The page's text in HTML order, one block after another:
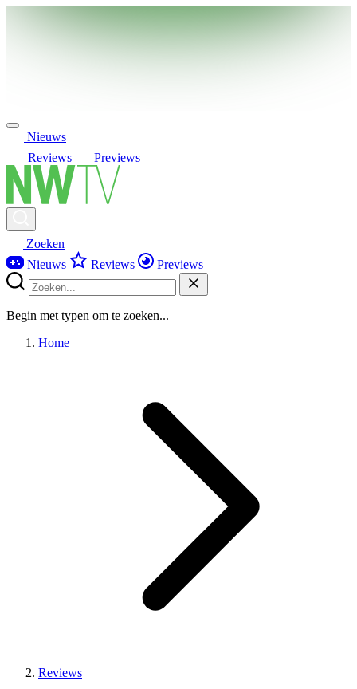
Nieuws
Reviews
Previews
Zoeken
Nieuws
Reviews Previews
Begin met typen om te zoeken...
Home
Reviews